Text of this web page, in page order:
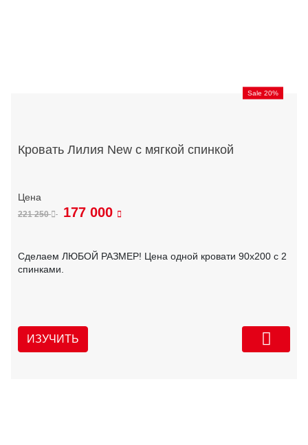
Sale 20%
Кровать Лилия New с мягкой спинкой
221 250 177 000
Сделаем ЛЮБОЙ РАЗМЕР! Цена одной кровати 90х200 с 2
спинками.
ИЗУЧИТЬ